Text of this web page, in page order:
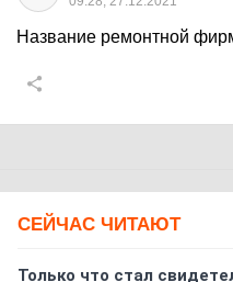
Название ремонтной
СЕЙЧАС ЧИТАЮТ
Только что стал